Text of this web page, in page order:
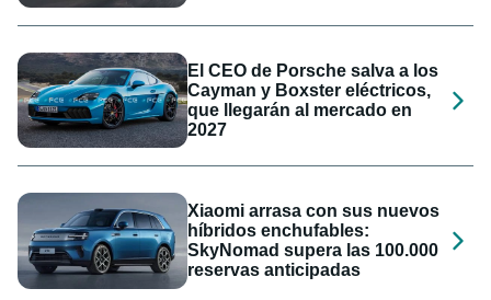
El CEO de Porsche salva a los
Cayman y Boxster eléctricos,
que llegarán al mercado en
2027
Xiaomi arrasa con sus nuevos
híbridos enchufables:
SkyNomad supera las 100.000
reservas anticipadas